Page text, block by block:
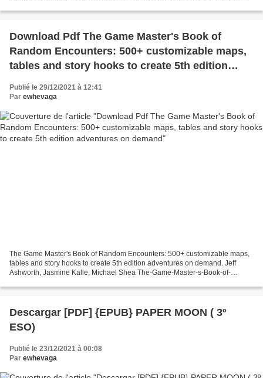
Download Pdf The Game Master's Book of
Random Encounters: 500+ customizable maps,
tables and story hooks to create 5th edition
adventures on demand
Publié le 29/12/2021 à 12:41
Par ewhevaga
The Game Master's Book of Random Encounters: 500+ customizable maps,
tables and story hooks to create 5th edition adventures on demand. Jeff
Ashworth, Jasmine Kalle, Michael Shea The-Game-Master-s-Book-of-
Descargar [PDF] {EPUB} PAPER MOON ( 3º
ESO)
Publié le 23/12/2021 à 00:08
Par ewhevaga